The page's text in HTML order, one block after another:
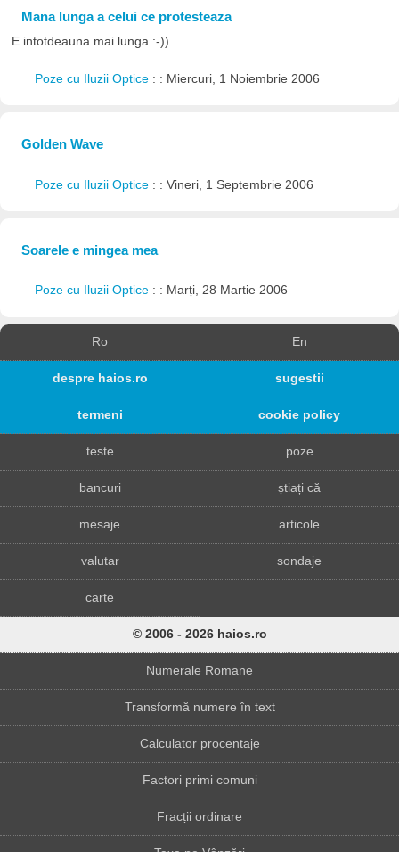
Mana lunga a celui ce protesteaza
E intotdeauna mai lunga :-)) ...
Poze cu Iluzii Optice : : Miercuri, 1 Noiembrie 2006
Golden Wave
Poze cu Iluzii Optice : : Vineri, 1 Septembrie 2006
Soarele e mingea mea
Poze cu Iluzii Optice : : Marți, 28 Martie 2006
Ro En
despre haios.ro sugestii
termeni cookie policy
teste poze
bancuri știați că
mesaje articole
valutar sondaje
carte
© 2006 - 2026 haios.ro
Numerale Romane
Transformă numere în text
Calculator procentaje
Factori primi comuni
Fracții ordinare